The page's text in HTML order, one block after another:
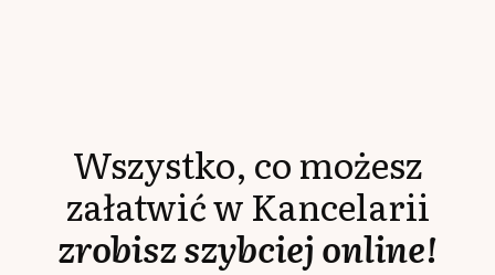
Wszystko, co możesz
załatwić w Kancelarii
zrobisz szybciej online!